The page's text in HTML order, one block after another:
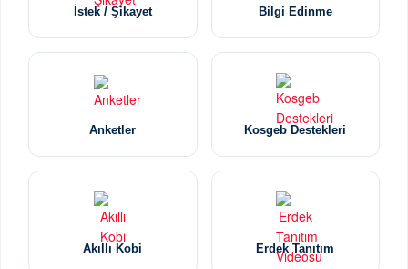
İstek / Şikayet Bilgi Edinme
Anketler Kosgeb Destekleri
Akıllı Kobi Erdek Tanıtım